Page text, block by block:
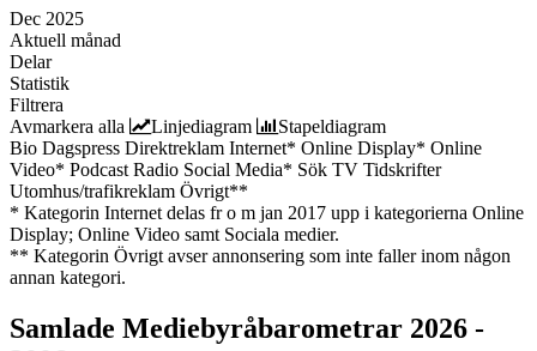
Dec 2025
Aktuell månad
Delar
Statistik
Filtrera
Avmarkera alla
Linjediagram
Stapeldiagram
Bio Dagspress Direktreklam Internet* Online Display* Online
Video* Podcast Radio Social Media* Sök TV Tidskrifter
Utomhus/trafikreklam Övrigt**
* Kategorin Internet delas fr o m jan 2017 upp i kategorierna Online
Display; Online Video samt Sociala medier.
** Kategorin Övrigt avser annonsering som inte faller inom någon
annan kategori.
Samlade Mediebyråbarometrar 2026 -